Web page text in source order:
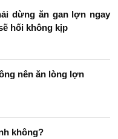
dừng ăn gan lợn ngay
hối không kịp
nên ăn lòng lợn
không?